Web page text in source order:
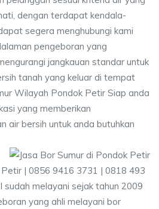
dengan terdapat kendala-
segera menghubungi kami
pengeboran yang
jangkauan standar untuk
tanah yang keluar di tempat
Wilayah Pondok Petir Siap anda
yang memberikan
air bersih untuk anda butuhkan
Petir | 0856 9416 3731 | 0818 493
melayani sejak tahun 2009
yang ahli melayani bor